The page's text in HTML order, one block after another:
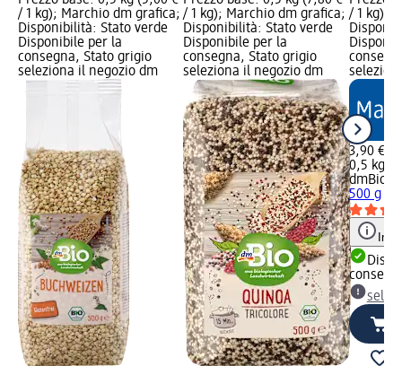
/ 1 kg); Marchio dm grafica;
Disponibilità: Stato verde
Disponibile per la
consegna, Stato grigio
seleziona il negozio dm
/ 1 kg); Marchio dm grafica;
Disponibilità: Stato verde
Disponibile per la
consegna, Stato grigio
seleziona il negozio dm
/ 1 kg);
3,90 €
0,5 kg
dmBio
500 g